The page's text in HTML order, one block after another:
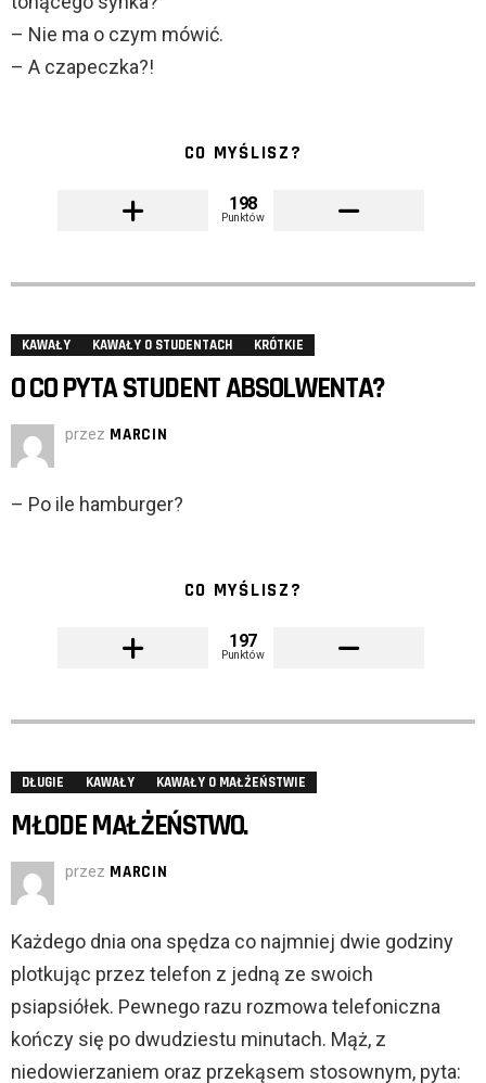
– Nie ma o czym mówić.
– A czapeczka?!
CO MYŚLISZ?
198
Punktów
KAWAŁY KAWAŁY O STUDENTACH KRÓTKIE
O CO PYTA STUDENT ABSOLWENTA?
przez MARCIN
– Po ile hamburger?
CO MYŚLISZ?
197
Punktów
DŁUGIE KAWAŁY KAWAŁY O MAŁŻEŃSTWIE
MŁODE MAŁŻEŃSTWO.
przez MARCIN
Każdego dnia ona spędza co najmniej dwie godziny
plotkując przez telefon z jedną ze swoich
psiapsiółek. Pewnego razu rozmowa telefoniczna
kończy się po dwudziestu minutach. Mąż, z
niedowierzaniem oraz przekąsem stosownym, pyta: